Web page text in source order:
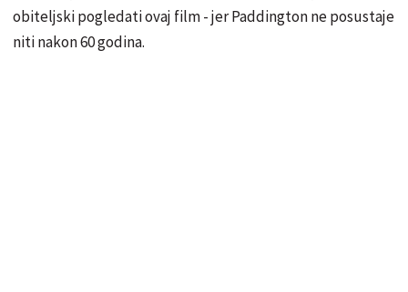
obiteljski pogledati ovaj film - jer Paddington ne posustaje
niti nakon 60 godina.